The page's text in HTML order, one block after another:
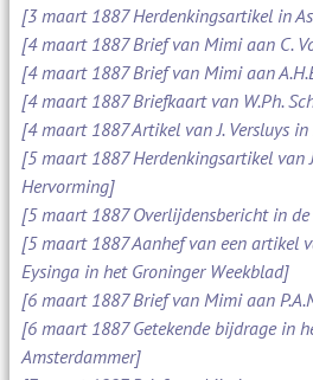
[3 maart 1887 Herdenkingsartikel in
[4 maart 1887 Brief van Mimi aan C.
[4 maart 1887 Brief van Mimi aan
[4 maart 1887 Briefkaart van W.Ph.
[4 maart 1887 Artikel van J. Versluys
[5 maart 1887 Herdenkingsartikel van
Hervorming]
[5 maart 1887 Overlijdensbericht in
[5 maart 1887 Aanhef van een artikel
Eysinga in het Groninger Weekblad]
[6 maart 1887 Brief van Mimi aan
[6 maart 1887 Getekende bijdrage in
Amsterdammer]